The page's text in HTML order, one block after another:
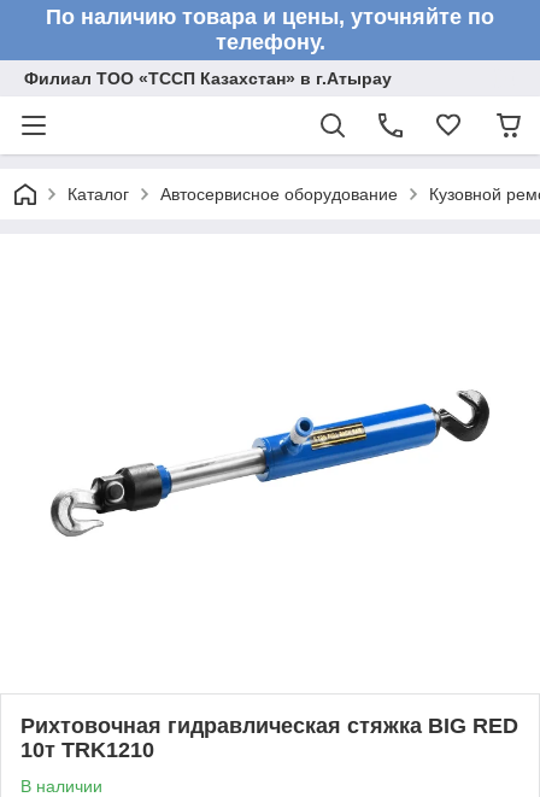
По наличию товара и цены, уточняйте по
телефону.
Филиал ТОО «ТССП Казахстан» в г.Атырау
Каталог Автосервисное оборудование Кузовной
Рихтовочная гидравлическая стяжка BIG RED
10т TRK1210
В наличии